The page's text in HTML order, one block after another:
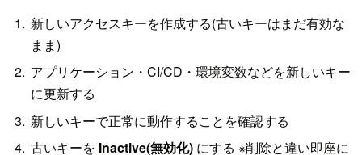
新しいアクセスキーを作成する(古いキーはまだ有効な
まま)
アプリケーション・CI/CD・環境変数などを新しいキー
に更新する
新しいキーで正常に動作することを確認する
古いキーを Inactive(無効化) にする ※削除と違い即座に